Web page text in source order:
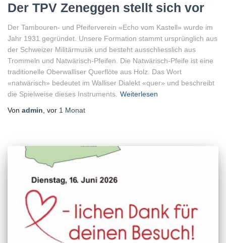
Der TPV Zeneggen stellt sich vor
Der Tambouren- und Pfeiferverein «Echo vom Kastell» wurde im
Jahr 1931 gegründet. Unsere Formation stammt ursprünglich aus
der Schweizer Militärmusik und besteht ausschliesslich aus
Trommeln und Natwärisch-Pfeifen. Die Natwärisch-Pfeife ist eine
traditionelle Oberwalliser Querflöte aus Holz. Das Wort
«natwärisch» bedeutet im Walliser Dialekt «quer» und beschreibt
die Spielweise dieses Instruments. Weiterlesen
Von admin , vor 1 Monat